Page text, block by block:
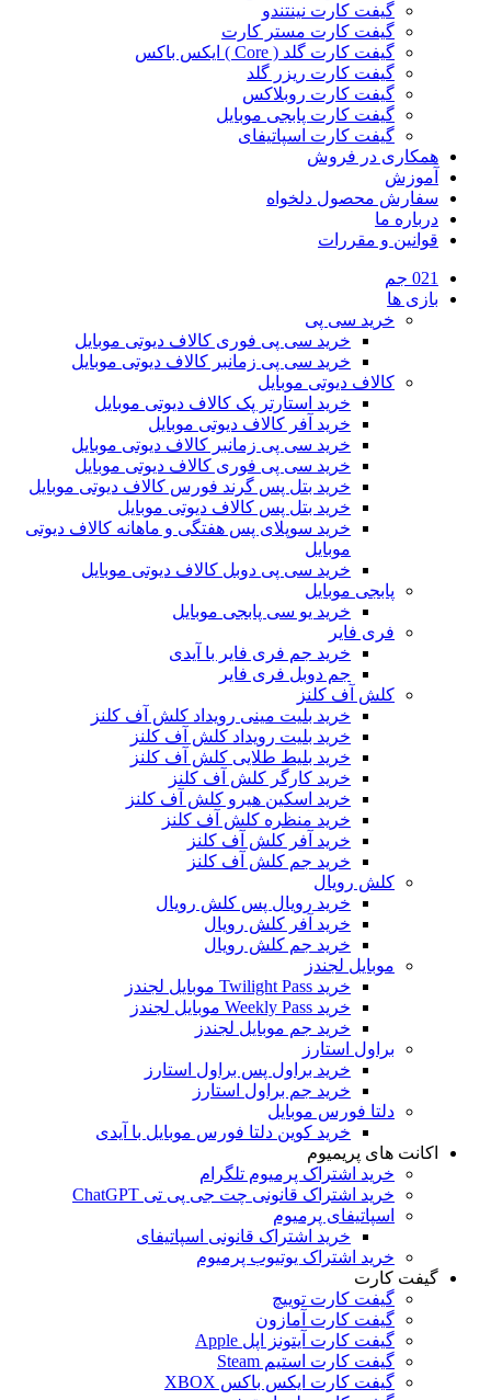
گیفت کارت نینتندو
گیفت کارت مستر کارت
گیفت کارت گلد ( Core ) ایکس باکس
گیفت کارت ریزر گلد
گیفت کارت روبلاکس
گیفت کارت پابجی موبایل
گیفت کارت اسپاتیفای
همکاری در فروش
آموزش
سفارش محصول دلخواه
درباره ما
قوانین و مقررات
021 جم
بازی ها
خرید سی پی
خرید سی پی فوری کالاف دیوتی موبایل
خرید سی پی زمانبر کالاف دیوتی موبایل
کالاف دیوتی موبایل
خرید استارتر پک کالاف دیوتی موبایل
خرید آفر کالاف دیوتی موبایل
خرید سی پی زمانبر کالاف دیوتی موبایل
خرید سی پی فوری کالاف دیوتی موبایل
خرید بتل پس گرند فورس کالاف دیوتی موبایل
خرید بتل پس کالاف دیوتی موبایل
خرید سوپلای پس هفتگی و ماهانه کالاف دیوتی
موبایل
خرید سی پی دوبل کالاف دیوتی موبایل
پابجی موبایل
خرید یو سی پابجی موبایل
فری فایر
خرید جم فری فایر با آیدی
جم دوبل فری فایر
کلش آف کلنز
خرید بلیت مینی رویداد کلش آف کلنز
خرید بلیت رویداد کلش آف کلنز
خرید بلیط طلایی کلش آف کلنز
خرید کارگر کلش آف کلنز
خرید اسکین هیرو کلش آف کلنز
خرید منظره کلش آف کلنز
خرید آفر کلش آف کلنز
خرید جم کلش آف کلنز
کلش رویال
خرید رویال پس کلش رویال
خرید آفر کلش رویال
خرید جم کلش رویال
موبایل لجندز
خرید Twilight Pass موبایل لجندز
خرید Weekly Pass موبایل لجندز
خرید جم موبایل لجندز
براول استارز
خرید براول پس براول استارز
خرید جم براول استارز
دلتا فورس موبایل
خرید کوین دلتا فورس موبایل با آیدی
اکانت های پریمیوم
خرید اشتراک پرمیوم تلگرام
خرید اشتراک قانونی چت جی پی تی ChatGPT
اسپاتیفای پرمیوم
خرید اشتراک قانونی اسپاتیفای
خرید اشتراک یوتیوب پرمیوم
گیفت کارت
گیفت کارت توییچ
گیفت کارت آمازون
گیفت کارت آیتونز اپل Apple
گیفت کارت استیم Steam
گیفت کارت ایکس باکس XBOX